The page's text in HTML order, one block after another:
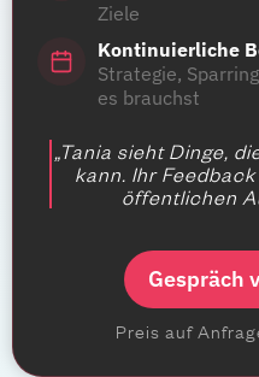
Ziele
Kontinuierliche
Strategie,
es brauchst
„Tania sieht Dinge,
kann. Ihr
öffentlichen
Gespräch
Preis auf